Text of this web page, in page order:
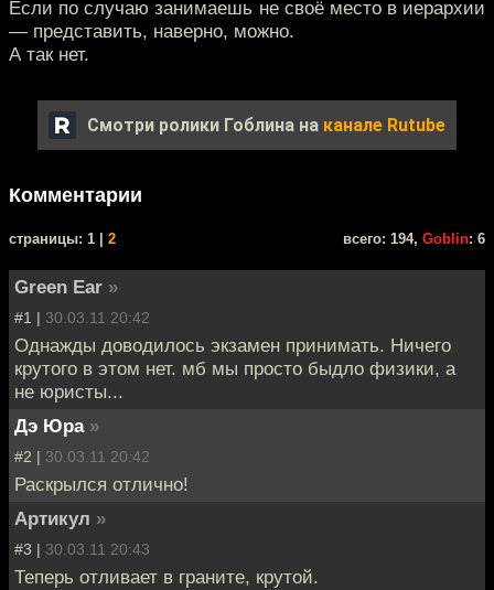
Если по случаю занимаешь не своё место в иерархии
— представить, наверно, можно.
А так нет.
Смотри ролики Гоблина на канале Rutube
Комментарии
cтраницы: 1 | 2 всего: 194, Goblin: 6
Green Ear »
#1 | 30.03.11 20:42
Однажды доводилось экзамен принимать. Ничего
крутого в этом нет. мб мы просто быдло физики, а
не юристы...
Дэ Юра »
#2 | 30.03.11 20:42
Раскрылся отлично!
Артикул »
#3 | 30.03.11 20:43
Теперь отливает в граните, крутой.